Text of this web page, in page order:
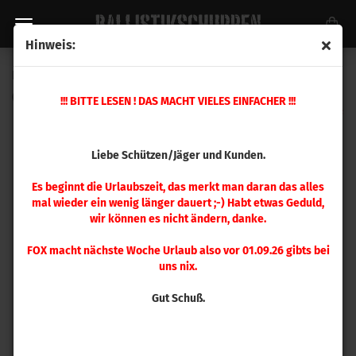
Hinweis:
!!! BITTE LESEN ! DAS MACHT VIELES EINFACHER !!!
Liebe Schützen/Jäger und Kunden.
Es beginnt die Urlaubszeit, das merkt man daran das alles
mal wieder ein wenig länger dauert ;-) Habt etwas Geduld,
wir können es nicht ändern, danke.
FOX macht nächste Woche Urlaub also vor 01.09.26 gibts bei
uns nix.
Gut Schuß.
046283)